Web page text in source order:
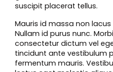
suscipit placerat tellus.
Mauris id massa non
Nullam id purus nunc.
consectetur dictum vel
tincidunt ante vestibulum
fermentum mauris.